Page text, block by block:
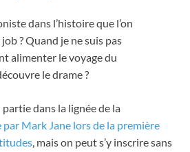
dans l’histoire que l’on
? Quand je ne suis pas
alimenter le voyage du
le drame ?
dans la lignée de la
Mark Jane lors de la première
, mais on peut s’y inscrire sans